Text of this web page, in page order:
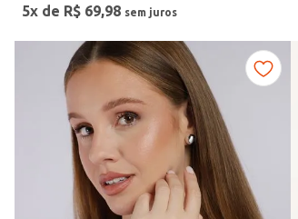
Fitness
5x de R$ 69,98